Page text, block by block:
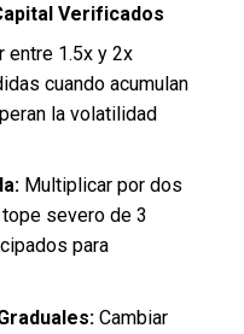
Verificados
entre 1.5x y 2x
cuando acumulan
la volatilidad
Multiplicar por dos
severo de 3
para
Cambiar